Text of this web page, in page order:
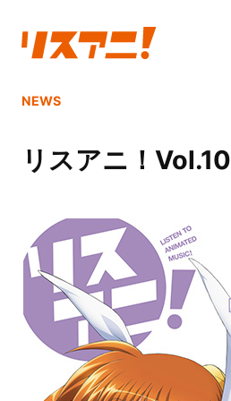
NEWS
リスアニ！Vol.10